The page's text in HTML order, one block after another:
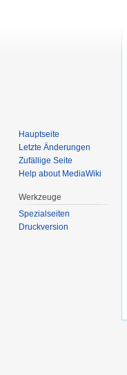
Hauptseite
Letzte Änderungen
Zufällige Seite
Help about MediaWiki
Werkzeuge
Spezialseiten
Druckversion